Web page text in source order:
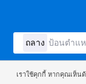
เราใช้คุกกี้ หากคุณเห็น